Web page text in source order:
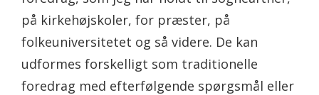
på kirkehøjskoler, for præster, på
folkeuniversitetet og så videre. De kan
udformes forskelligt som traditionelle
foredrag med efterfølgende spørgsmål eller